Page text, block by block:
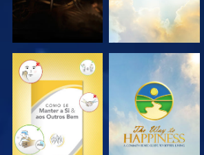
VER VER